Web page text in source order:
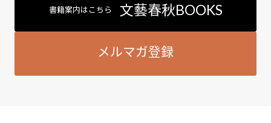
書籍案内はこちら 文藝春秋BOOKS
メルマガ登録